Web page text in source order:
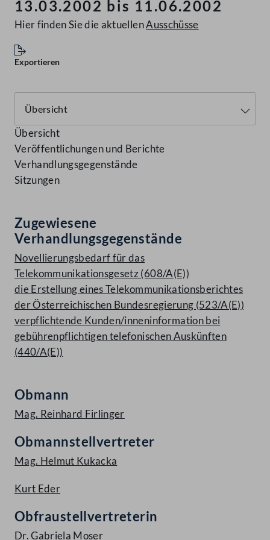
13.03.2002 bis 11.06.2002
Hier finden Sie die aktuellenAusschüsse
Exportieren
Übersicht
Veröffentlichungen und Berichte
Verhandlungsgegenstände
Sitzungen
Zugewiesene
Verhandlungsgegenstände
Novellierungsbedarf für das
Telekommunikationsgesetz (608/A(E))
die Erstellung eines Telekommunikationsberichtes
der Österreichischen Bundesregierung (523/A(E))
verpflichtende Kunden/inneninformation bei
gebührenpflichtigen telefonischen Auskünften
(440/A(E))
Obmann
Mag. Reinhard Firlinger
Obmannstellvertreter
Mag. Helmut Kukacka
Kurt Eder
Obfraustellvertreterin
Dr. Gabriela Moser